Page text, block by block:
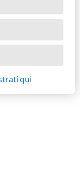
qui